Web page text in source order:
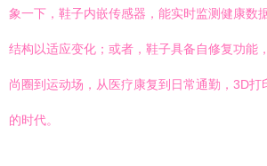
象一下，鞋子内嵌传感器，能实时监测健康数
结构以适应变化；或者，鞋子具备自修复功能
尚圈到运动场，从医疗康复到日常通勤，3D打
的时代。